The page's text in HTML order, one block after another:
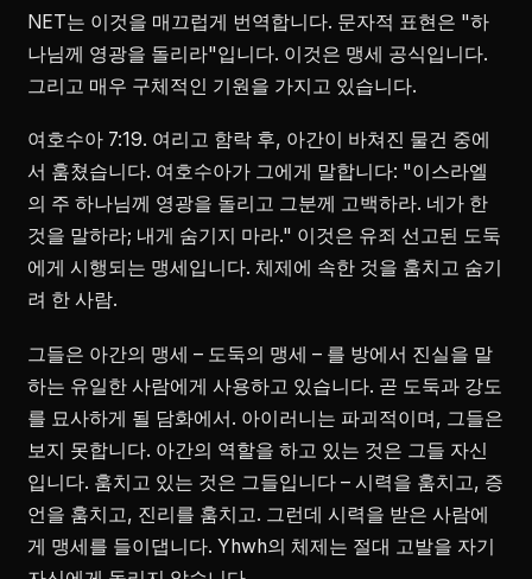
NET는 이것을 매끄럽게 번역합니다. 문자적 표현은 "하
나님께 영광을 돌리라"입니다. 이것은 맹세 공식입니다.
그리고 매우 구체적인 기원을 가지고 있습니다.
여호수아 7:19. 여리고 함락 후, 아간이 바쳐진 물건 중에
서 훔쳤습니다. 여호수아가 그에게 말합니다: "이스라엘
의 주 하나님께 영광을 돌리고 그분께 고백하라. 네가 한
것을 말하라; 내게 숨기지 마라." 이것은 유죄 선고된 도둑
에게 시행되는 맹세입니다. 체제에 속한 것을 훔치고 숨기
려 한 사람.
그들은 아간의 맹세 – 도둑의 맹세 – 를 방에서 진실을 말
하는 유일한 사람에게 사용하고 있습니다. 곧 도둑과 강도
를 묘사하게 될 담화에서. 아이러니는 파괴적이며, 그들은
보지 못합니다. 아간의 역할을 하고 있는 것은 그들 자신
입니다. 훔치고 있는 것은 그들입니다 – 시력을 훔치고, 증
언을 훔치고, 진리를 훔치고. 그런데 시력을 받은 사람에
게 맹세를 들이댑니다. Yhwh의 체제는 절대 고발을 자기